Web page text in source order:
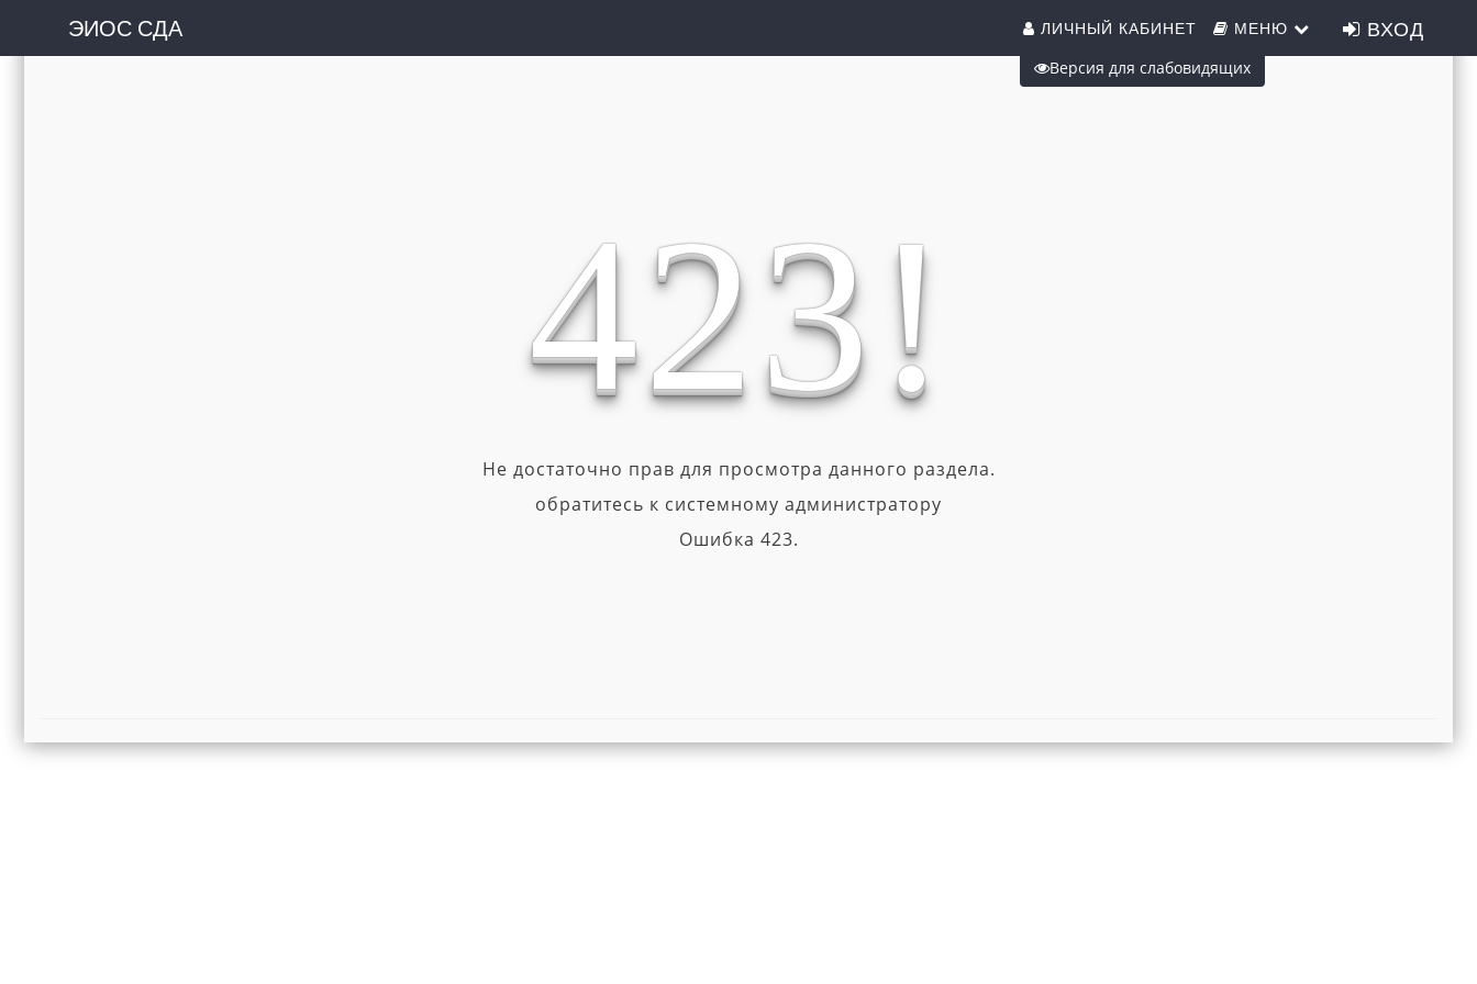
ЭИОС СДА ЛИЧНЫЙ КАБИНЕТ МЕНЮ ВХОД
423!
Не достаточно прав для просмотра данного раздела.
обратитесь к системному администратору
Ошибка 423.
Версия для слабовидящих